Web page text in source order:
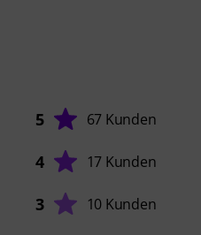
5 67 Kunden
4 17 Kunden
3 10 Kunden